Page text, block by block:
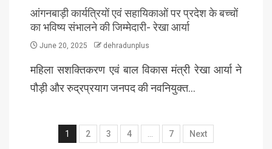
आंगनबाड़ी कार्यत्रियों एवं सहायिकाओं पर प्रदेश के बच्चों
का भविष्य संभालने की जिम्मेदारी- रेखा आर्या
June 20, 2025 dehradunplus
महिला सशक्तिकरण एवं बाल विकास मंत्री रेखा आर्या ने
पौड़ी और रुद्रप्रयाग जनपद की नवनियुक्त…
1 2 3 4 … 7 Next